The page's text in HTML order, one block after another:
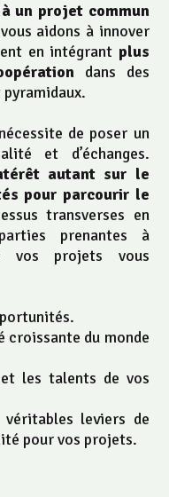
un projet commun
aidons à innover
en intégrant plus
dans des
de poser un
et d’échanges.
autant sur le
pour parcourir le
transverses en
prenantes à
vos projets vous
croissante du monde
les talents de vos
leviers de
pour vos projets.